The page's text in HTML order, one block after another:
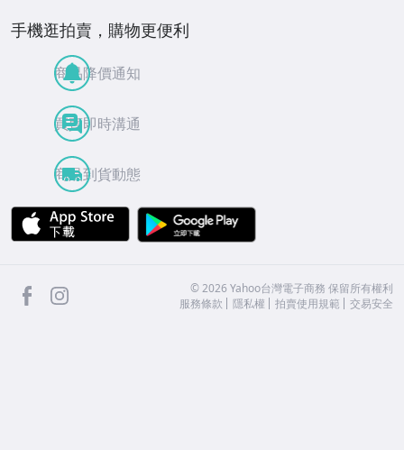
手機逛拍賣，購物更便利
商品降價通知
買賣即時溝通
商品到貨動態
APP Store
facebook ©2026 Yahoo台灣電子商務 保留所有權利
服務條款
隱私權 拍賣使用規範 交易安全